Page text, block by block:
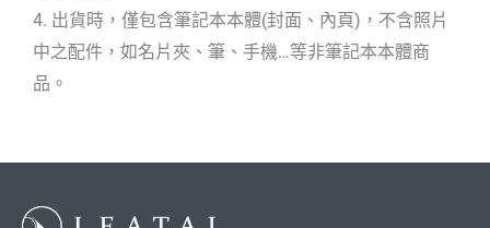
4. 出貨時，僅包含筆記本本體(封面、內頁)，不含照片
中之配件，如名片夾、筆、手機…等非筆記本本體商
品。